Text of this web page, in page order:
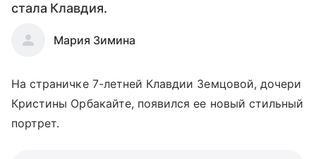
стала Клавдия.
Мария Зимина
На страничке 7-летней Клавдии Земцовой, дочери
Кристины Орбакайте, появился ее новый стильный
портрет.